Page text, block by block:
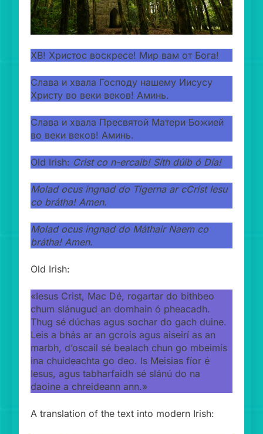
ХВ! Христос воскресе! Мир вам от Бога!
Слава и хвала Господу нашему Иисусу
Христу во веки веков! Аминь.
Слава и хвала Пресвятой Матери Божией
во веки веков! Аминь.
Old Irish: Crist co n-ercaib! Síth dúib ó Día!
Molad ocus ingnad do Tigerna ar cCríst Iesu
co brátha! Amen.
Molad ocus ingnad do Máthair Naem co
brátha! Amen.
Old Irish:
«Iesus Crist, Mac Dé, rogartar do bithbeo
chum slánugud an domhain ó pheacadh.
Thug sé dúchas agus sochar do gach duine.
Leis a bhás ar an gcrois agus aiseirí as an
marbh, d’oscail sé bealach chun go mbeimís
ina chuideachta go deo. Is Meisias fíor é
Iesus, agus tabharfaidh sé slánú do na
daoine a chreideann ann.»
A translation of the text into modern Irish: